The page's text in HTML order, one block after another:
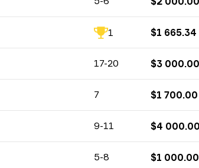
1 CS:GO
$1 665.34
17-20 CS:GO
$3 000.00
7 CS:GO
$1 700.00
9-11 CS:GO
$4 000.00
5-8 CS:GO
$1 000.00